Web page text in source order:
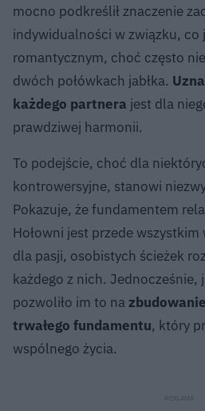
mocno podkreślił znaczenie
indywidualności w związku, co
romantycznym, choć często
dwóch połówkach jabłka.
każdego partnera jest dla
prawdziwej harmonii.
To podejście, choć dla
kontrowersyjne, stanowi
Pokazuje, że fundamentem
Hołowni jest przede
dla pasji, osobistych ścieżek
każdego z nich. Jednocześnie,
pozwoliło im to na
trwałego fundamentu, który
wspólnego życia.